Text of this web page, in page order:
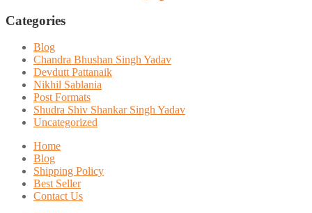
Categories
Blog
Chandra Bhushan Singh Yadav
Devdutt Pattanaik
Nikhil Sablania
Post Formats
Shudra Shiv Shankar Singh Yadav
Uncategorized
Home
Blog
Shipping Policy
Best Seller
Contact Us